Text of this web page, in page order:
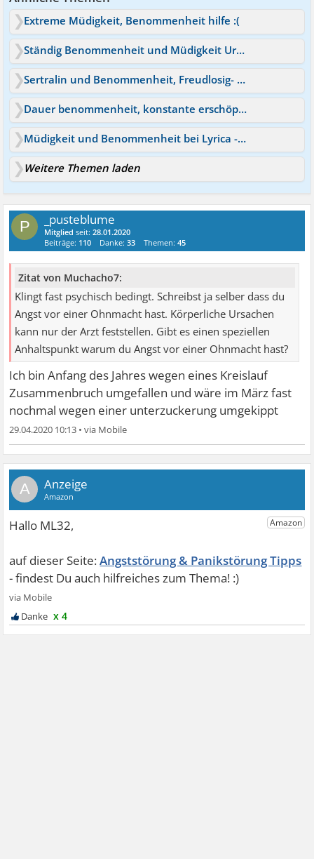
Extreme Müdigkeit, Benommenheit hilfe :(
Ständig Benommenheit und Müdigkeit Ursachen?
Sertralin und Benommenheit, Freudlosig- & Müdigkeit
Dauer benommenheit, konstante erschöpfung und müdigkeit
Müdigkeit und Benommenheit bei Lyrica - geht das wieder weg?
Weitere Themen laden
P _pusteblume
Mitglied seit:28.01.2020
Beiträge: 110 Danke:33 Themen:45
Zitat von Muchacho7:
Klingt fast psychisch bedingt. Schreibst ja selber dass du
Angst vor einer Ohnmacht hast. Körperliche Ursachen
kann nur der Arzt feststellen. Gibt es einen speziellen
Anhaltspunkt warum du Angst vor einer Ohnmacht hast?
Ich bin Anfang des Jahres wegen eines Kreislauf
Zusammenbruch umgefallen und wäre im März fast
nochmal wegen einer unterzuckerung umgekippt
29.04.2020 10:13 •
A
Angststörung & Panikstörung Tipps
x 4